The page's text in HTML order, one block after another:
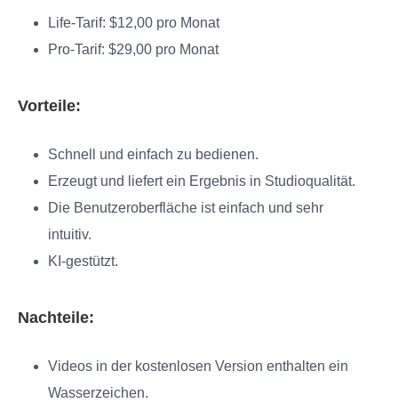
Life-Tarif: $12,00 pro Monat
Pro-Tarif: $29,00 pro Monat
Vorteile:
Schnell und einfach zu bedienen.
Erzeugt und liefert ein Ergebnis in Studioqualität.
Die Benutzeroberfläche ist einfach und sehr
intuitiv.
KI-gestützt.
Nachteile:
Videos in der kostenlosen Version enthalten ein
Wasserzeichen.